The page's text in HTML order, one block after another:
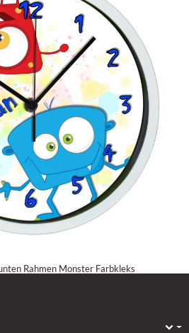
Rahmen Monster Farbkleks